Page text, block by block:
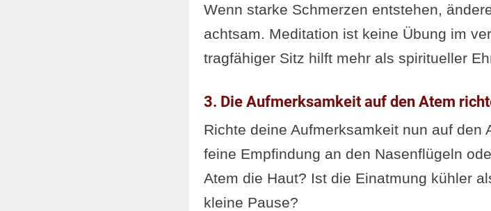
Wenn starke Schmerzen entstehen,
achtsam. Meditation ist keine Übung im
tragfähiger Sitz hilft mehr als spiritueller
3. Die Aufmerksamkeit auf den Atem
Richte deine Aufmerksamkeit nun auf den
feine Empfindung an den Nasenflügeln
Atem die Haut? Ist die Einatmung kühler
kleine Pause?